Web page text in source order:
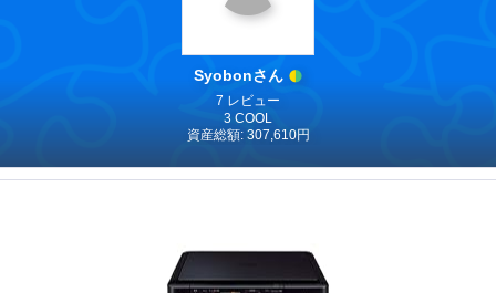
Syobonさん
7 レビュー
3 COOL
資産総額: 307,610円